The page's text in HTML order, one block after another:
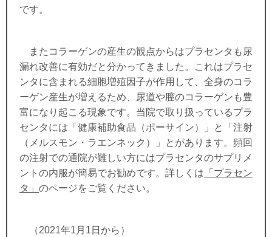
です。
またコラーゲンの産生の観点からはプラセンタも尿
漏れ改善に有効だと分かってきました。これはプラセ
ンタに含まれる細胞増殖因子が作用して、全身のコラ
ーゲン産生が増えるため、尿道や膣のコラーゲンも豊
富になり起こる現象です。当院で取り扱っているプラ
センタには「健康補助食品（ポーサイン）」と「注射
（メルスモン・ラエンネック）」とがあります。頻回
の注射での通院が難しい方にはプラセンタのサプリメ
ントの内服が簡易でお勧めです。詳しくは 「プラセン
タ」 のページをご覧ください。
（2021年1月1日から）